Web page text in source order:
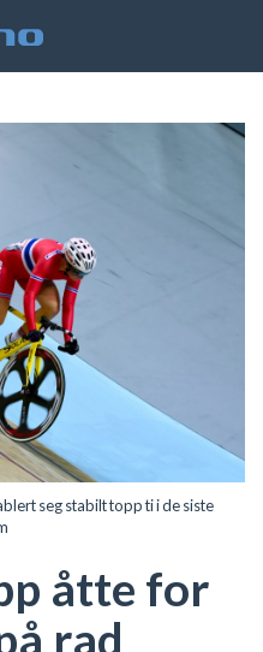
seg stabilt topp ti i de siste
åtte for
rad